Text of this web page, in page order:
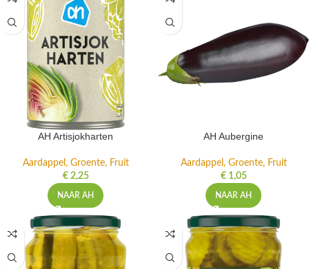
AH Artisjokharten
Aardappel, Groente, Fruit
€2,25
NAAR AH
AH Aubergine
Aardappel, Groente, Fruit
€1,05
NAAR AH